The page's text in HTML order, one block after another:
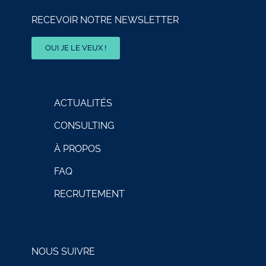
RECEVOIR NOTRE NEWSLETTER
OUI JE LE VEUX !
ACTUALITÉS
CONSULTING
À PROPOS
FAQ
RECRUTEMENT
NOUS SUIVRE